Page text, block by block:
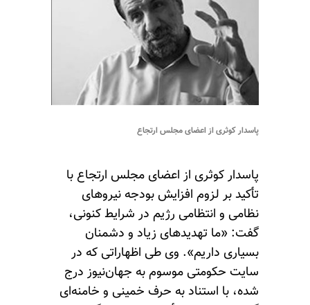
پاسدار کوثری از اعضای مجلس ارتجاع
پاسدار کوثری از اعضای مجلس ارتجاع با
تأکید بر لزوم افزایش بودجه نیروهای
نظامی و انتظامی رژیم در شرایط کنونی،
گفت: «ما تهدیدهای زیاد و دشمنان
بسیاری داریم». وی طی اظهاراتی که در
سایت حکومتی موسوم به جهان‌نیوز درج
شده، با استناد به حرف خمینی و خامنه‌ای